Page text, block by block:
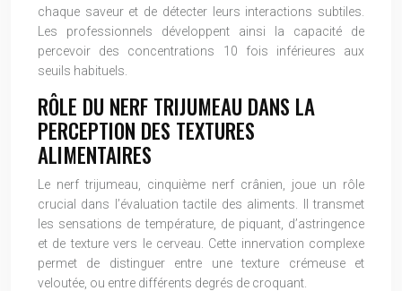
chaque saveur et de détecter leurs interactions subtiles.
Les professionnels développent ainsi la capacité de
percevoir des concentrations 10 fois inférieures aux
seuils habituels.
RÔLE DU NERF TRIJUMEAU DANS LA
PERCEPTION DES TEXTURES
ALIMENTAIRES
Le nerf trijumeau, cinquième nerf crânien, joue un rôle
crucial dans l’évaluation tactile des aliments. Il transmet
les sensations de température, de piquant, d’astringence
et de texture vers le cerveau. Cette innervation complexe
permet de distinguer entre une texture crémeuse et
veloutée, ou entre différents degrés de croquant.